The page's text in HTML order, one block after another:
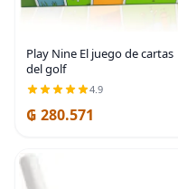
Play Nine El juego de cartas
del golf
4.9
₲ 280.571